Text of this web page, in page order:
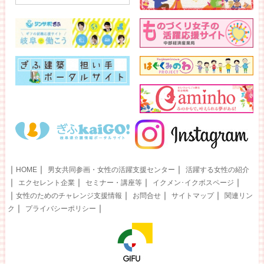
｜ HOME ｜ 男女共同参画・女性の活躍支援センター ｜ 活躍する女性の紹介
｜ エクセレント企業 ｜ セミナー・講座等 ｜ イクメン･イクボスページ ｜
｜女性のためのチャレンジ支援情報 ｜ お問合せ ｜ サイトマップ｜
関連リン
ク ｜ プライバシーポリシー ｜